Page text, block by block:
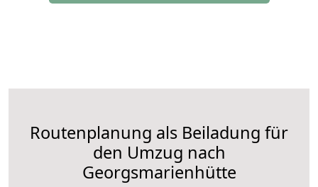
Routenplanung als Beiladung für
den Umzug nach
Georgsmarienhütte